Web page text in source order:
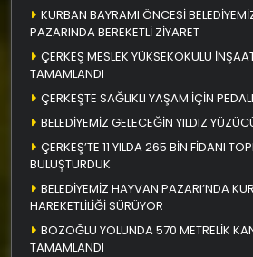
KURBAN BAYRAMI ÖNCESİ
PAZARINDA BEREKETLİ ZİYARET
ÇERKEŞ MESLEK YÜKSEKOKULU
TAMAMLANDI
ÇERKEŞTE SAĞLIKLI YAŞAM İÇİN
BELEDİYEMİZ GELECEĞİN YILDIZ
ÇERKEŞ’TE 11 YILDA 265 BİN FİDANI
BULUŞTURDUK
BELEDİYEMİZ HAYVAN PAZARI’NDA
HAREKETLİLİĞİ SÜRÜYOR
BOZOĞLU YOLUNDA 570 METRELİK
TAMAMLANDI